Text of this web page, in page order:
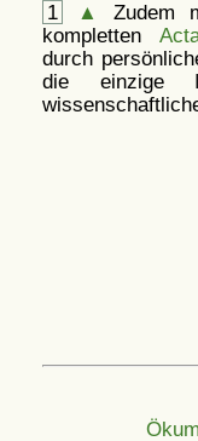
1 ▲
Zudem
kompletten
durch
die einzige